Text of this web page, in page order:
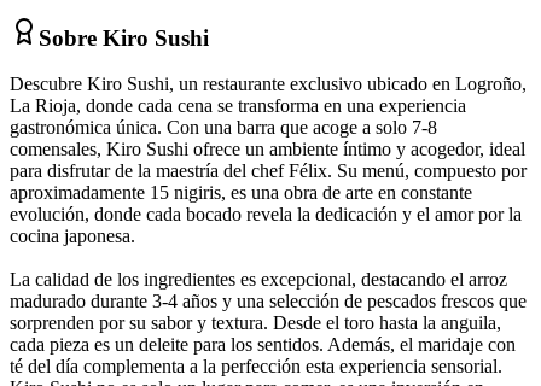
Sobre Kiro Sushi
Descubre Kiro Sushi, un restaurante exclusivo ubicado en Logroño,
La Rioja, donde cada cena se transforma en una experiencia
gastronómica única. Con una barra que acoge a solo 7-8
comensales, Kiro Sushi ofrece un ambiente íntimo y acogedor, ideal
para disfrutar de la maestría del chef Félix. Su menú, compuesto por
aproximadamente 15 nigiris, es una obra de arte en constante
evolución, donde cada bocado revela la dedicación y el amor por la
cocina japonesa.
La calidad de los ingredientes es excepcional, destacando el arroz
madurado durante 3-4 años y una selección de pescados frescos que
sorprenden por su sabor y textura. Desde el toro hasta la anguila,
cada pieza es un deleite para los sentidos. Además, el maridaje con
té del día complementa a la perfección esta experiencia sensorial.